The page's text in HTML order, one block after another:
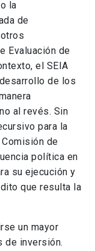
la
de
Evaluación de
el SEIA
de los
al revés. Sin
para la
de
política en
su ejecución y
que resulta la
un mayor
de inversión.